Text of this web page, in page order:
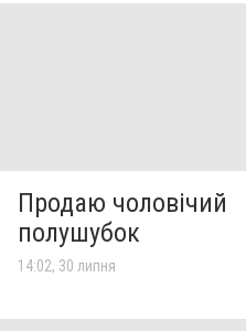
Продаю чоловічий
полушубок
14:02, 30 липня